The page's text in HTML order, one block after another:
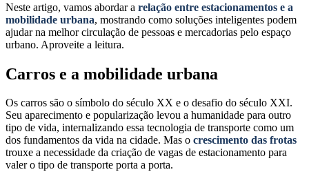
Neste artigo, vamos abordar a relação entre estacionamentos e a
mobilidade urbana, mostrando como soluções inteligentes podem
ajudar na melhor circulação de pessoas e mercadorias pelo espaço
urbano. Aproveite a leitura.
Carros e a mobilidade urbana
Os carros são o símbolo do século XX e o desafio do século XXI.
Seu aparecimento e popularização levou a humanidade para outro
tipo de vida, internalizando essa tecnologia de transporte como um
dos fundamentos da vida na cidade. Mas o crescimento das frotas
trouxe a necessidade da criação de vagas de estacionamento para
valer o tipo de transporte porta a porta.